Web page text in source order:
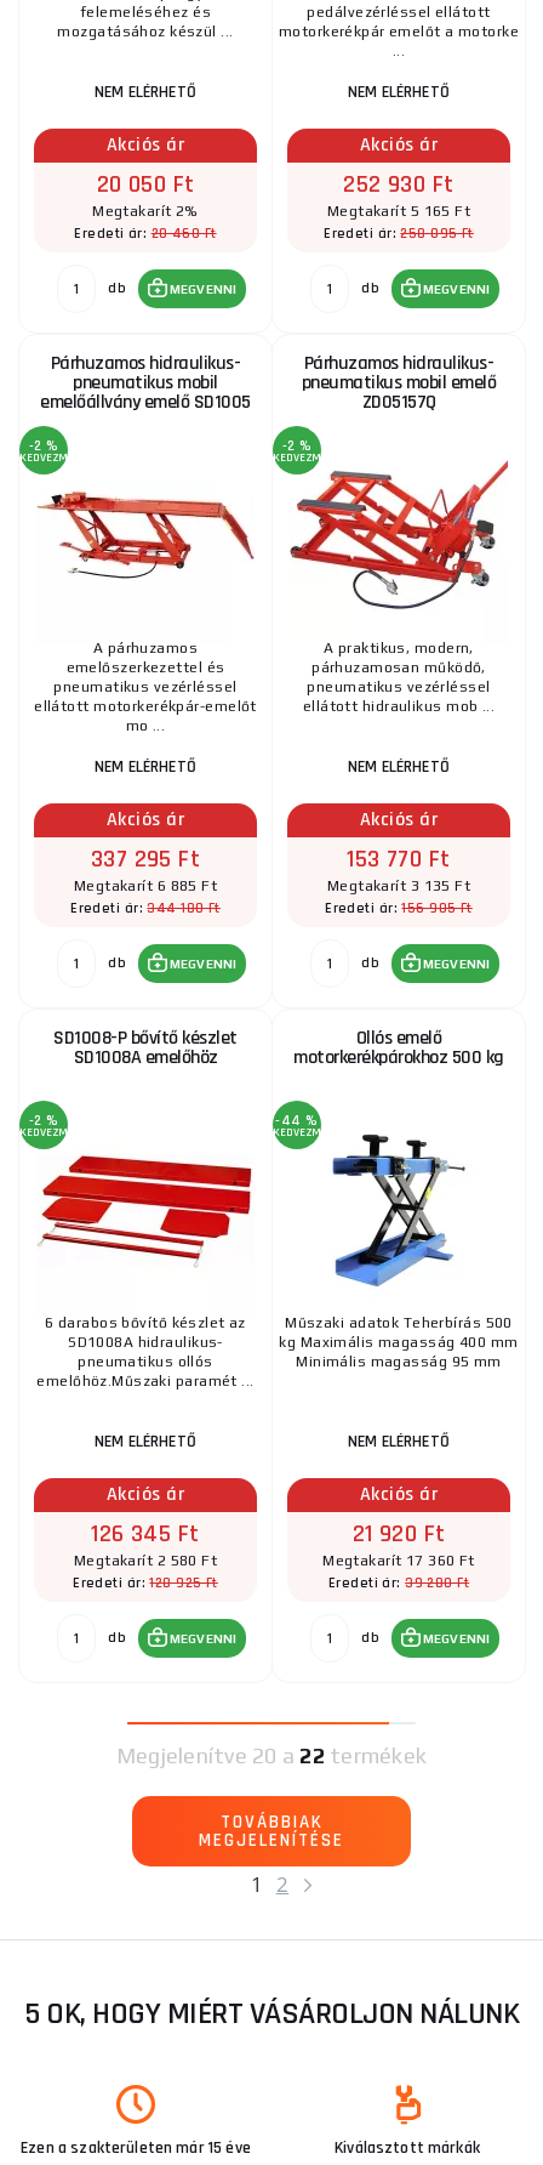
felemeléséhez és
mozgatásához készül ...
NEM ELÉRHETŐ
Akciós ár
20 050 Ft
Megtakarít 2%
Eredeti ár:20 460 Ft
db MEGVENNI
pedálvezérléssel ellátott
motorkerékpár emelőt a motorke
...
NEM ELÉRHETŐ
Akciós ár
252 930 Ft
Megtakarít 5 165 Ft
Eredeti ár:258 095 Ft
db MEGVENNI
Párhuzamos hidraulikus-
pneumatikus mobil
emelőállvány emelő SD1005
-2 %
KEDVEZMÉNY
A párhuzamos
emelőszerkezettel és
pneumatikus vezérléssel
ellátott motorkerékpár-emelőt
mo ...
NEM ELÉRHETŐ
Akciós ár
337 295 Ft
Megtakarít 6 885 Ft
Eredeti ár:344 180 Ft
db MEGVENNI
Párhuzamos hidraulikus-
pneumatikus mobil emelő
ZD05157Q
-2 %
KEDVEZMÉNY
A praktikus, modern,
párhuzamosan működő,
pneumatikus vezérléssel
ellátott hidraulikus mob ...
NEM ELÉRHETŐ
Akciós ár
153 770 Ft
Megtakarít 3 135 Ft
Eredeti ár:156 905 Ft
db MEGVENNI
SD1008-P bővítő készlet
SD1008A emelőhöz
-2 %
KEDVEZMÉNY
6 darabos bővítő készlet az
SD1008A hidraulikus-
pneumatikus ollós
emelőhöz.Műszaki paramét ...
NEM ELÉRHETŐ
Akciós ár
126 345 Ft
Megtakarít 2 580 Ft
Eredeti ár:128 925 Ft
db MEGVENNI
Ollós emelő
motorkerékpárokhoz 500 kg
-44 %
KEDVEZMÉNY
Műszaki adatok Teherbírás 500
kg Maximális magasság 400 mm
Minimális magasság 95 mm
NEM ELÉRHETŐ
Akciós ár
21 920 Ft
Megtakarít 17 360 Ft
Eredeti ár:39 280 Ft
db MEGVENNI
1 2
Megjelenítve 20 a 22 termékek
TOVÁBBIAK
MEGJELENÍTÉSE
5 OK, HOGY MIÉRT VÁSÁROLJON NÁLUNK
Ezen a szakterületen már 15 éve
Kiválasztott márkák